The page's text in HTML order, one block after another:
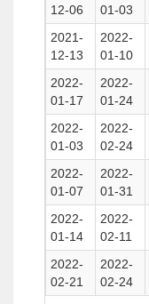
12-06
01-03
2021-
12-13
2022-
01-10
2022-
01-17
2022-
01-24
2022-
01-03
2022-
02-24
2022-
01-07
2022-
01-31
2022-
01-14
2022-
02-11
2022-
02-21
2022-
02-24